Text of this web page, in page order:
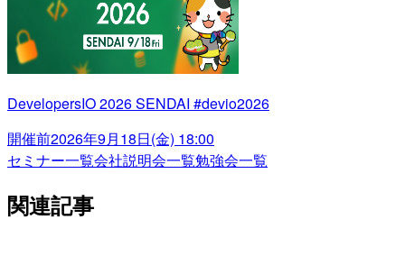
DevelopersIO 2026 SENDAI #devio2026
開催前2026年9月18日(金) 18:00
セミナー一覧会社説明会一覧勉強会一覧
関連記事